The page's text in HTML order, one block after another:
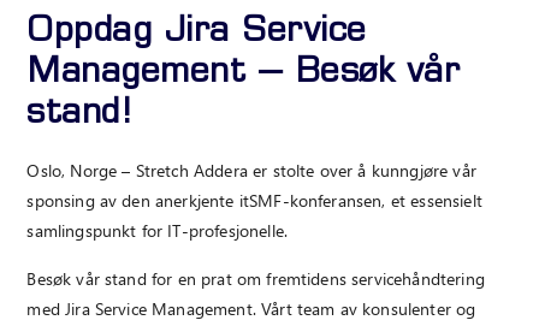
Oppdag Jira Service
Management – Besøk vår
stand!
Oslo, Norge – Stretch Addera er stolte over å kunngjøre vår
sponsing av den anerkjente itSMF-konferansen, et essensielt
samlingspunkt for IT-profesjonelle.
Besøk vår stand for en prat om fremtidens servicehåndtering
med Jira Service Management. Vårt team av konsulenter og